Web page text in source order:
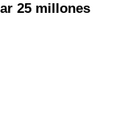
25 millones